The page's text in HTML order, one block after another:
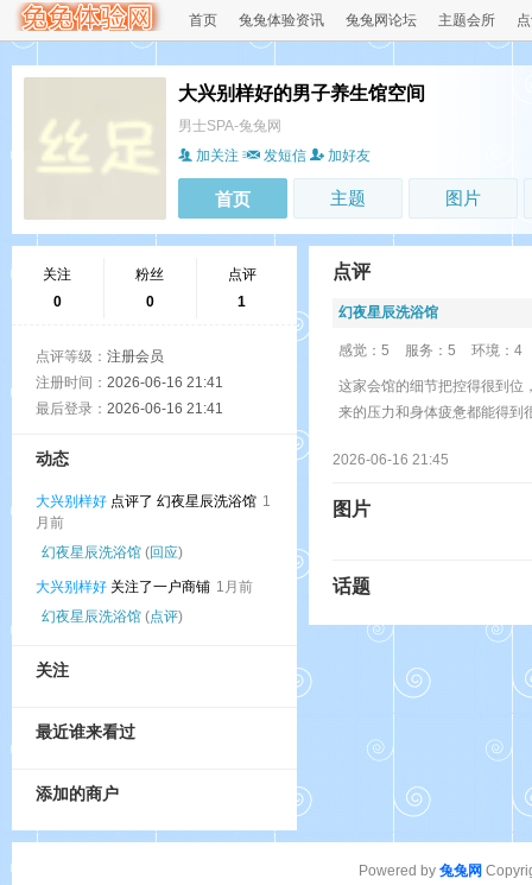
首页 兔兔体验资讯 兔兔网论坛 主题会所
大兴别样好的男子养生馆空间
男士SPA-兔兔网
加关注
发短信 加好友
首页 主题 图片
关注
0
粉丝
0
点评
1
点评等级： 注册会员
注册时间： 2026-06-16 21:41
最后登录： 2026-06-16 21:41
动态
大兴别样好 点评了 幻夜星辰洗浴馆 1
月前
幻夜星辰洗浴馆 (回应)
大兴别样好 关注了一户商铺 1月前
幻夜星辰洗浴馆 (点评)
关注
最近谁来看过
添加的商户
点评
幻夜星辰洗浴馆
感觉：5 服务：5 环境：4
这家会馆的细节把控得很到位
来的压力和身体疲惫都能得到
2026-06-16 21:45
图片
话题
Powered by 兔兔网